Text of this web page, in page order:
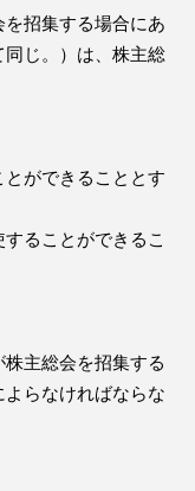
招集する場合にあ
じ。）は、株主総
ができることとす
ることができるこ
主総会を招集する
らなければならな